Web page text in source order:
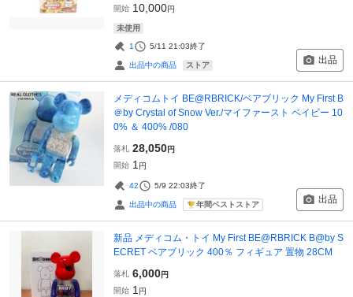
開始 10,000円
未使用
1 5/11 21:03終了
出品中の商品 ストア 出品
メディコムトイ BE@RBRICK/ベアブリック My First B
＠by Crystal of Snow Ver./マイファースト ベイビー 10
0% ＆ 400% /080
落札 28,050円
開始 1 円
42 5/9 22:03終了
出品中の商品 年間ベストストア 出品
新品 メディコム・トイ My First BE@RBRICK B@by S
ECRET ベアブリック 400％ フィギュア 置物 28CM
落札 6,000円
開始 1 円